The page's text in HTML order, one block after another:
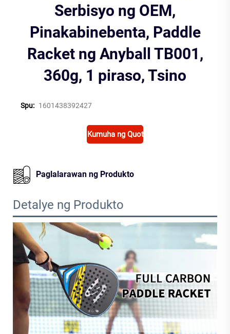
Serbisyo ng OEM,
Pinakabinebenta, Paddle
Racket ng Anyball TB001,
360g, 1 piraso, Tsino
Spu: 1601438392427
Kumuha ng Quote
Paglalarawan ng Produkto
Detalye ng Produkto